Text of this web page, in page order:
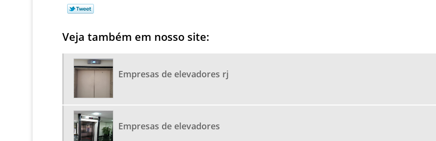
Veja também em nosso site:
Empresas de elevadores rj
Empresas de elevadores